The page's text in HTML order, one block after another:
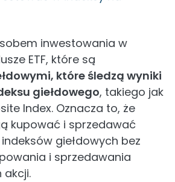
inwestowania w
ETF, które są
które śledzą wyniki
giełdowego, takiego jak
Index. Oznacza to, że
kupować i sprzedawać
giełdowych bez
i sprzedawania
akcji.